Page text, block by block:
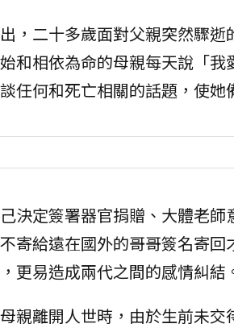
，二十多歲面對父親突然驟
和相依為命的母親每天說「
任何和死亡相關的話題，使她
決定簽署器官捐贈、大體老
寄給遠在國外的哥哥簽名寄
更易造成兩代之間的感情糾結
親離開人世時，由於生前未